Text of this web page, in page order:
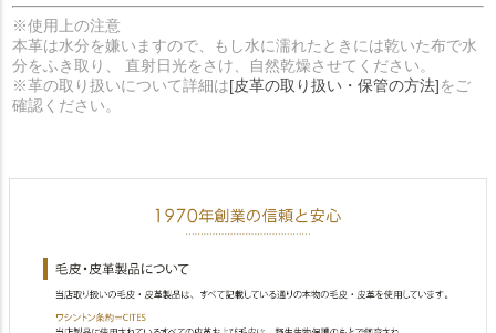
※使用上の注意
本革は水分を嫌いますので、もし水に濡れたときには乾いた布で水
分をふき取り、 直射日光をさけ、自然乾燥させてください。
※革の取り扱いについて詳細は[皮革の取り扱い・保管の方法]をご
確認ください。